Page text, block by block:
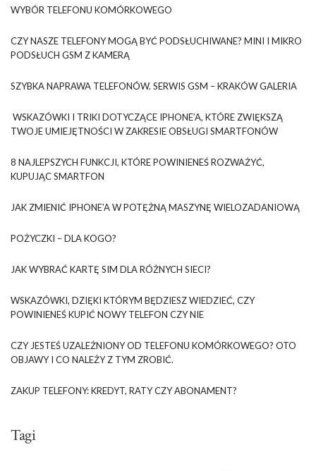
WYBÓR TELEFONU KOMÓRKOWEGO
CZY NASZE TELEFONY MOGĄ BYĆ PODSŁUCHIWANE? MINI I MIKRO
PODSŁUCH GSM Z KAMERĄ
SZYBKA NAPRAWA TELEFONÓW. SERWIS GSM – KRAKÓW GALERIA
WSKAZÓWKI I TRIKI DOTYCZĄCE IPHONE’A, KTÓRE ZWIĘKSZĄ
TWOJE UMIEJĘTNOŚCI W ZAKRESIE OBSŁUGI SMARTFONÓW
8 NAJLEPSZYCH FUNKCJI, KTÓRE POWINIENEŚ ROZWAŻYĆ,
KUPUJĄC SMARTFON
JAK ZMIENIĆ IPHONE’A W POTĘŻNĄ MASZYNĘ WIELOZADANIOWĄ
POŻYCZKI – DLA KOGO?
JAK WYBRAĆ KARTĘ SIM DLA RÓŻNYCH SIECI?
WSKAZÓWKI, DZIĘKI KTÓRYM BĘDZIESZ WIEDZIEĆ, CZY
POWINIENEŚ KUPIĆ NOWY TELEFON CZY NIE
CZY JESTEŚ UZALEŻNIONY OD TELEFONU KOMÓRKOWEGO? OTO
OBJAWY I CO NALEŻY Z TYM ZROBIĆ.
ZAKUP TELEFONY: KREDYT, RATY CZY ABONAMENT?
Tagi